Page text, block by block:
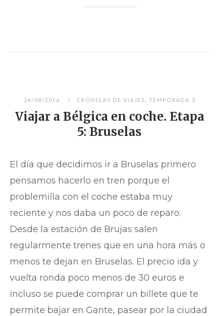
24/08/2016 CRÓNICAS DE VIAJES TEMPORADA 3
Viajar a Bélgica en coche. Etapa
5: Bruselas
El día que decidimos ir a Bruselas primero
pensamos hacerlo en tren porque el
problemilla con el coche estaba muy
reciente y nos daba un poco de reparo.
Desde la estación de Brujas salen
regularmente trenes que en una hora más o
menos te dejan en Bruselas. El precio ida y
vuelta ronda poco menos de 30 euros e
incluso se puede comprar un billete que te
permite bajar en Gante, pasear por la ciudad